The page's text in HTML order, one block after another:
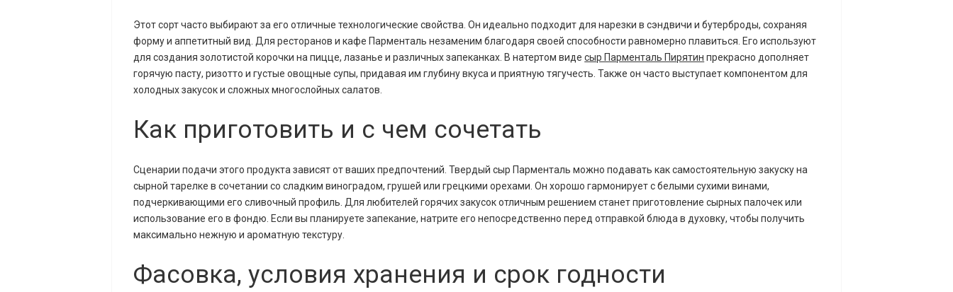
Этот сорт часто выбирают за его отличные технологические свойства. Он идеально подходит для нарезки в сэндвичи и бутерброды, сохраняя
форму и аппетитный вид. Для ресторанов и кафе Парменталь незаменим благодаря своей способности равномерно плавиться. Его используют
для создания золотистой корочки на пицце, лазанье и различных запеканках. В натертом видесыр Парменталь Пирятин прекрасно дополняет
горячую пасту, ризотто и густые овощные супы, придавая им глубину вкуса и приятную тягучесть. Также он часто выступает компонентом для
холодных закусок и сложных многослойных салатов.
Как приготовить и с чем сочетать
Сценарии подачи этого продукта зависят от ваших предпочтений. Твердый сыр Парменталь можно подавать как самостоятельную закуску на
сырной тарелке в сочетании со сладким виноградом, грушей или грецкими орехами. Он хорошо гармонирует с белыми сухими винами,
подчеркивающими его сливочный профиль. Для любителей горячих закусок отличным решением станет приготовление сырных палочек или
использование его в фондю. Если вы планируете запекание, натрите его непосредственно перед отправкой блюда в духовку, чтобы получить
максимально нежную и ароматную текстуру.
Фасовка, условия хранения и срок годности